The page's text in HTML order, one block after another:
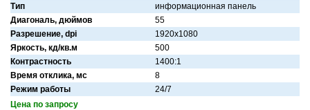
Тип
информационная панель
Диагональ, дюймов
55
Разрешение, dpi
1920х1080
Яркость, кд/кв.м
500
Контрастность
1400:1
Время отклика, мс
8
Режим работы
24/7
Цена по запросу